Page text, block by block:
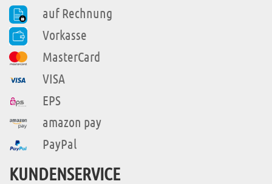
auf Rechnung
Vorkasse
MasterCard
VISA
EPS
amazon pay
PayPal
KUNDENSERVICE